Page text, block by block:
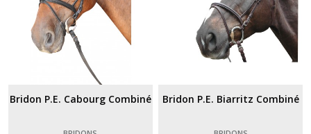
Bridon P.E. Cabourg Combiné Bridon P.E. Biarritz Combiné